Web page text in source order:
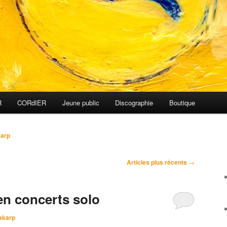
CORdIER Jeune public Discographie Boutique
Articles plus récents →
concerts solo